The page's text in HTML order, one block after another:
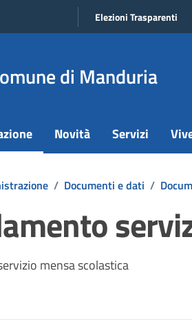
Elezioni Trasparenti
di Manduria
Novità Servizi
/ Documenti e dati /
documento
mensa scolastica